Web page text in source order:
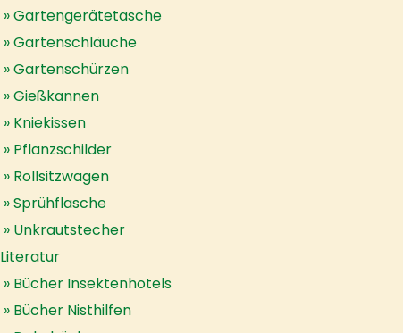
Gartengerätetasche
Gartenschläuche
Gartenschürzen
Gießkannen
Kniekissen
Pflanzschilder
Rollsitzwagen
Sprühflasche
Unkrautstecher
Literatur
Bücher Insektenhotels
Bücher Nisthilfen